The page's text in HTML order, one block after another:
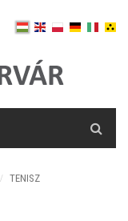
TENISZ